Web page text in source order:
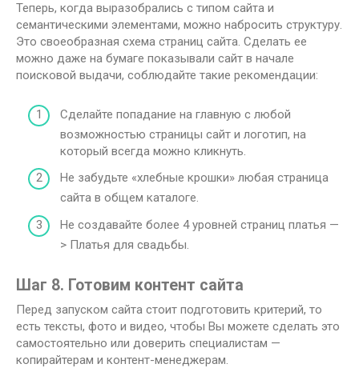
Теперь, когда выразобрались с типом сайта и
семантическими элементами, можно набросить структуру.
Это своеобразная схема страниц сайта. Сделать ее
можно даже на бумаге показывали сайт в начале
поисковой выдачи, соблюдайте такие рекомендации:
Сделайте попадание на главную с любой
возможностью страницы сайт и логотип, на
который всегда можно кликнуть.
Не забудьте «хлебные крошки» любая страница
сайта в общем каталоге.
Не создавайте более 4 уровней страниц платья —
> Платья для свадьбы.
Шаг 8. Готовим контент сайта
Перед запуском сайта стоит подготовить критерий, то
есть тексты, фото и видео, чтобы Вы можете сделать это
самостоятельно или доверить специалистам —
копирайтерам и контент-менеджерам.